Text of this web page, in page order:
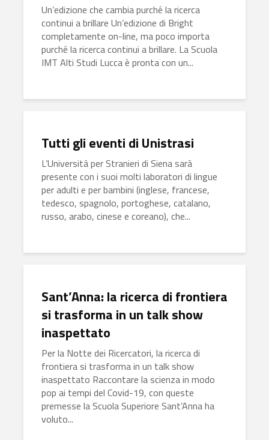
Un’edizione che cambia purché la ricerca
continui a brillare Un’edizione di Bright
completamente on-line, ma poco importa
purché la ricerca continui a brillare. La Scuola
IMT Alti Studi Lucca è pronta con un...
Tutti gli eventi di Unistrasi
L’Università per Stranieri di Siena sarà
presente con i suoi molti laboratori di lingue
per adulti e per bambini (inglese, francese,
tedesco, spagnolo, portoghese, catalano,
russo, arabo, cinese e coreano), che...
Sant’Anna: la ricerca di frontiera
si trasforma in un talk show
inaspettato
Per la Notte dei Ricercatori, la ricerca di
frontiera si trasforma in un talk show
inaspettato Raccontare la scienza in modo
pop ai tempi del Covid-19, con queste
premesse la Scuola Superiore Sant’Anna ha
voluto...